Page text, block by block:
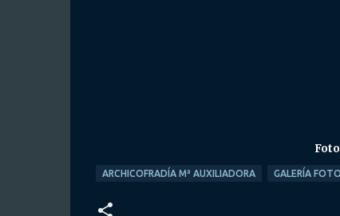
ARCHICOFRADÍA Mª AUXILIADORA GALERÍA